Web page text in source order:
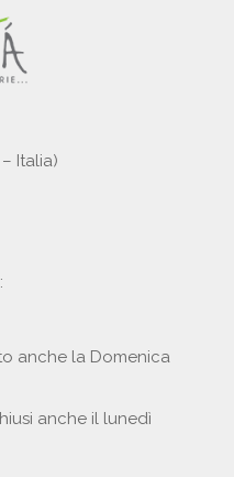
Italia)
anche la Domenica
anche il lunedì